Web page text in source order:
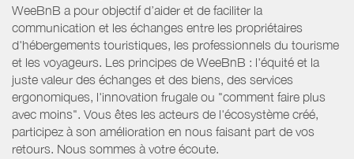
WeeBnB a pour objectif d’aider et de faciliter la
communication et les échanges entre les propriétaires
d'hébergements touristiques, les professionnels du tourisme
et les voyageurs. Les principes de WeeBnB : l'équité et la
juste valeur des échanges et des biens, des services
ergonomiques, l'innovation frugale ou "comment faire plus
avec moins". Vous êtes les acteurs de l'écosystème créé,
participez à son amélioration en nous faisant part de vos
retours. Nous sommes à votre écoute.